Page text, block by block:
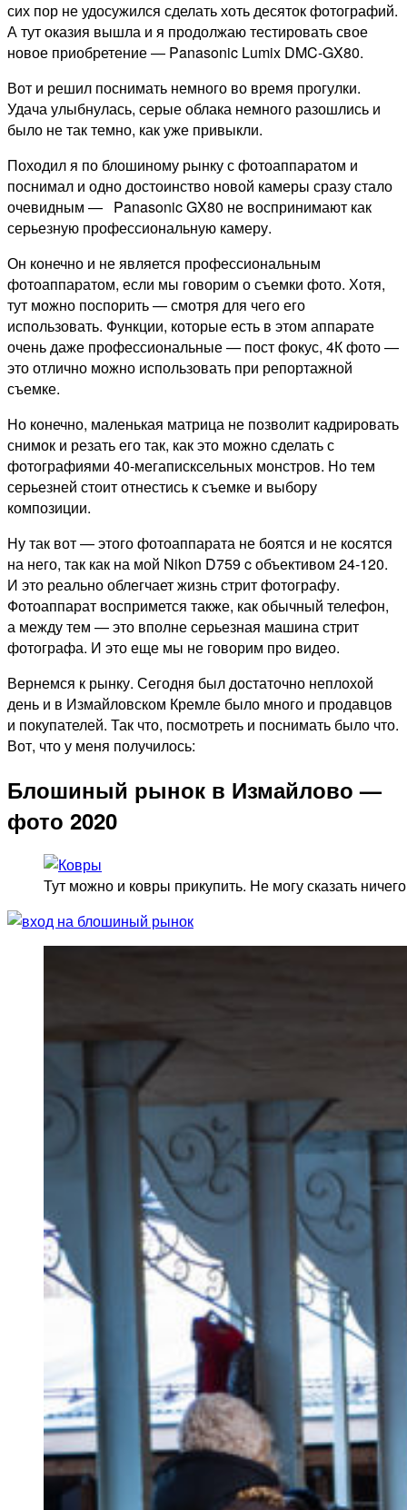
сих пор не удосужился сделать хоть десяток фотографий.
А тут оказия вышла и я продолжаю тестировать свое
новое приобретение — Panasonic Lumix DMC-GX80.
Вот и решил поснимать немного во время прогулки.
Удача улыбнулась, серые облака немного разошлись и
было не так темно, как уже привыкли.
Походил я по блошиному рынку с фотоаппаратом и
поснимал и одно достоинство новой камеры сразу стало
очевидным — Panasonic GX80 не воспринимают как
серьезную профессиональную камеру.
Он конечно и не является профессиональным
фотоаппаратом, если мы говорим о съемки фото. Хотя,
тут можно поспорить — смотря для чего его
использовать. Функции, которые есть в этом аппарате
очень даже профессиональные — пост фокус, 4К фото —
это отлично можно использовать при репортажной
съемке.
Но конечно, маленькая матрица не позволит кадрировать
снимок и резать его так, как это можно сделать с
фотографиями 40-мегаписксельных монстров. Но тем
серьезней стоит отнестись к съемке и выбору
композиции.
Ну так вот — этого фотоаппарата не боятся и не косятся
на него, так как на мой Nikon D759 c объективом 24-120.
И это реально облегчает жизнь стрит фотографу.
Фотоаппарат воспримется также, как обычный телефон,
а между тем — это вполне серьезная машина стрит
фотографа. И это еще мы не говорим про видео.
Вернемся к рынку. Сегодня был достаточно неплохой
день и в Измайловском Кремле было много и продавцов
и покупателей. Так что, посмотреть и поснимать было что.
Вот, что у меня получилось:
Блошиный рынок в Измайлово —
фото 2020
Тут можно и ковры прикупить. Не могу сказать